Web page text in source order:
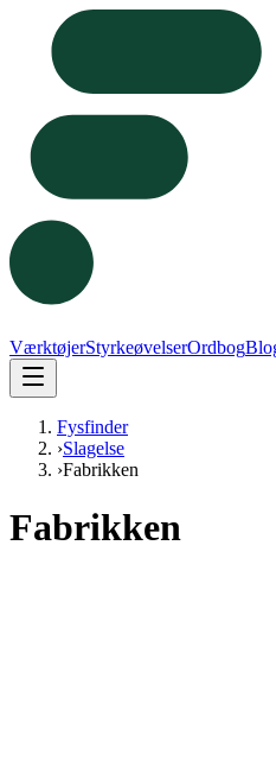
VærktøjerStyrkeøvelserOrdbog
Fysfinder
›Slagelse
›Fabrikken
Fabrikken